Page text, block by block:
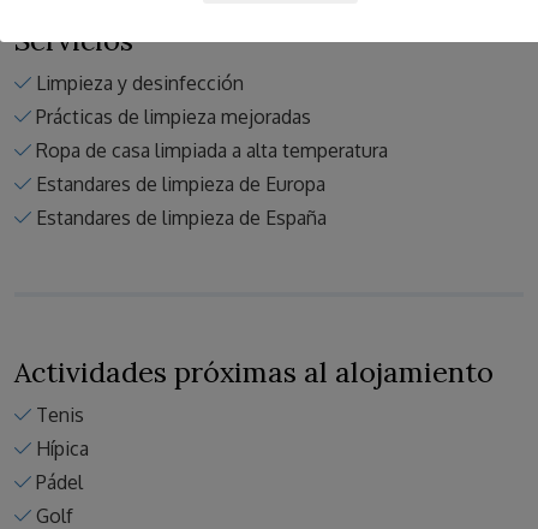
Servicios
Limpieza y desinfección
Prácticas de limpieza mejoradas
Ropa de casa limpiada a alta temperatura
Estandares de limpieza de Europa
Estandares de limpieza de España
Actividades próximas al alojamiento
Tenis
Hípica
Pádel
Golf